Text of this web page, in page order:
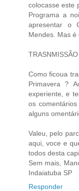
colocasse este
Programa a
apresentar o
Mendes. Mas é
TRASNMISSÃO
Como ficoua
Primavera ?
experiente, e
os
alguns
Valeu, pelo
aqui, voce e
todos desta
Sem mais,
Indaiatuba SP
Responder